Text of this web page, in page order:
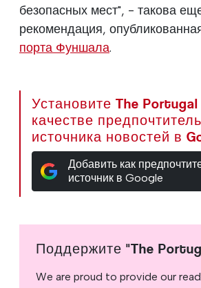
безопасных мест", - такова
рекомендация,
порта Фуншала.
Установите The Portugal
качестве
источника новостей в
Добавить как
источник в Google
Поддержите "The
We are proud to provide our